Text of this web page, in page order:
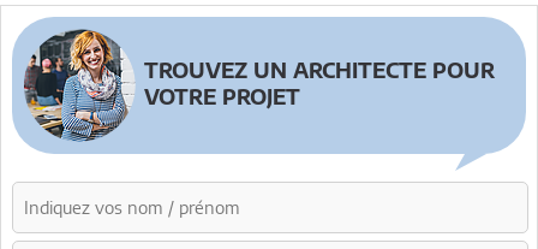
TROUVEZ UN ARCHITECTE POUR
VOTRE PROJET